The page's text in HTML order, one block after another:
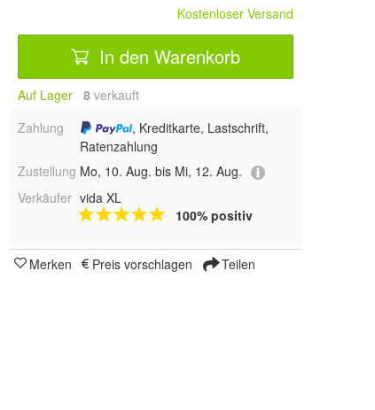
Kostenloser Versand
In den Warenkorb
Auf Lager 8 verkauft
Zahlung
, Kreditkarte, Lastschrift,
Ratenzahlung
Zustellung Mo, 10. Aug. bis Mi, 12. Aug.
Verkäufer vida XL
100% positiv
Merken Preis vorschlagen Teilen